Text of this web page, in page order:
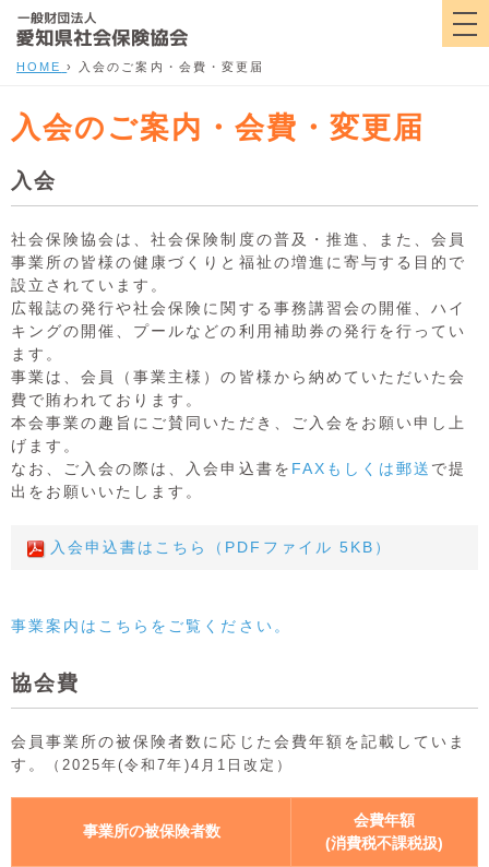
HOME › 入会のご案内・会費・変更届
入会のご案内・会費・変更届
入会
社会保険協会は、社会保険制度の普及・推進、また、会員
事業所の皆様の健康づくりと福祉の増進に寄与する目的で
設立されています。
広報誌の発行や社会保険に関する事務講習会の開催、ハイ
キングの開催、プールなどの利用補助券の発行を行ってい
ます。
事業は、会員（事業主様）の皆様から納めていただいた会
費で賄われております。
本会事業の趣旨にご賛同いただき、ご入会をお願い申し上
げます。
なお、ご入会の際は、入会申込書を FAXもしくは郵送 で提
出をお願いいたします。
入会申込書はこちら（PDFファイル 5KB）
事業案内はこちらをご覧ください。
協会費
会員事業所の被保険者数に応じた会費年額を記載していま
す。
（2025年(令和7年)4月1日改定）
事業所の被保険者数
会費年額
(消費税不課税扱)